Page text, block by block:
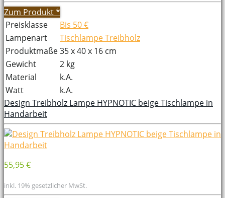
Zum Produkt*
Preisklasse
Bis 50 €
Lampenart
Tischlampe Treibholz
Produktmaße35 x 40 x 16 cm
Gewicht
2 kg
Material
k.A.
Watt
k.A.
Design Treibholz Lampe HYPNOTIC beige Tischlampe in
Handarbeit
55,95 €
inkl. 19% gesetzlicher MwSt.